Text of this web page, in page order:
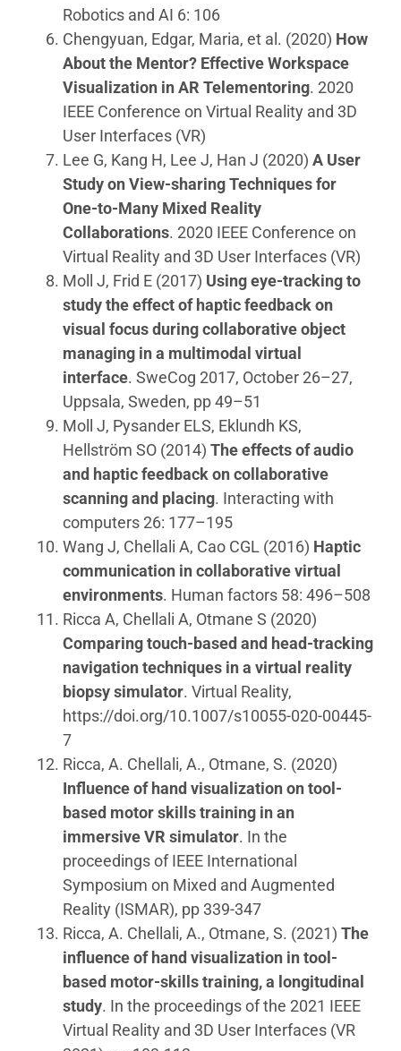
Robotics and AI 6: 106
Chengyuan, Edgar, Maria, et al. (2020) How
About the Mentor? Effective Workspace
Visualization in AR Telementoring. 2020
IEEE Conference on Virtual Reality and 3D
User Interfaces (VR)
Lee G, Kang H, Lee J, Han J (2020) A User
Study on View-sharing Techniques for
One-to-Many Mixed Reality
Collaborations. 2020 IEEE Conference on
Virtual Reality and 3D User Interfaces (VR)
Moll J, Frid E (2017) Using eye-tracking to
study the effect of haptic feedback on
visual focus during collaborative object
managing in a multimodal virtual
interface. SweCog 2017, October 26–27,
Uppsala, Sweden, pp 49–51
Moll J, Pysander ELS, Eklundh KS,
Hellström SO (2014) The effects of audio
and haptic feedback on collaborative
scanning and placing. Interacting with
computers 26: 177–195
Wang J, Chellali A, Cao CGL (2016) Haptic
communication in collaborative virtual
environments. Human factors 58: 496–508
Ricca A, Chellali A, Otmane S (2020)
Comparing touch-based and head-tracking
navigation techniques in a virtual reality
biopsy simulator. Virtual Reality,
https://doi.org/10.1007/s10055-020-00445-
7
Ricca, A. Chellali, A., Otmane, S. (2020)
Influence of hand visualization on tool-
based motor skills training in an
immersive VR simulator. In the
proceedings of IEEE International
Symposium on Mixed and Augmented
Reality (ISMAR), pp 339-347
Ricca, A. Chellali, A., Otmane, S. (2021) The
influence of hand visualization in tool-
based motor-skills training, a longitudinal
study. In the proceedings of the 2021 IEEE
Virtual Reality and 3D User Interfaces (VR